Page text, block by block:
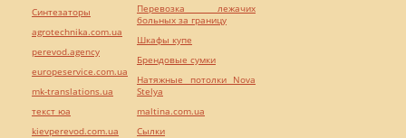
Синтезаторы
agrotechnika.com.ua
perevod.agency
europeservice.com.ua
mk-translations.ua
текст юа
kievperevod.com.ua
Перевозка лежачих
больных за границу
Шкафы купе
Брендовые сумки
Натяжные потолки Nova
Stelya
maltina.com.ua
Cылки